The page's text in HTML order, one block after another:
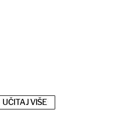
UČITAJ VIŠE